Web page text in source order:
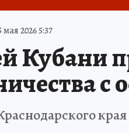
РОССИИ ЗДОРОВЬЕ КУБАНИ
мая 2026 5:37
Кубани
с